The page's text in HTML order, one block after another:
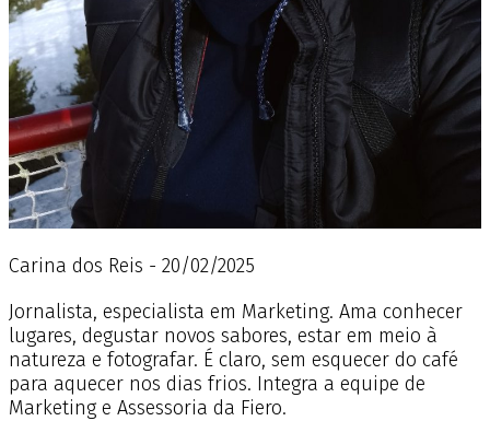
Carina dos Reis - 20/02/2025
Jornalista, especialista em Marketing. Ama conhecer
lugares, degustar novos sabores, estar em meio à
natureza e fotografar. É claro, sem esquecer do café
para aquecer nos dias frios. Integra a equipe de
Marketing e Assessoria da Fiero.